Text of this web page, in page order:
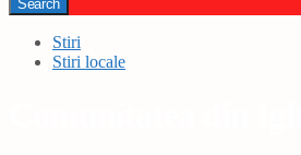
Stiri
Stiri locale